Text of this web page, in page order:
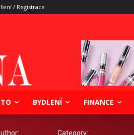
/ Registrace
BYDLENÍ FINANCE
Category: